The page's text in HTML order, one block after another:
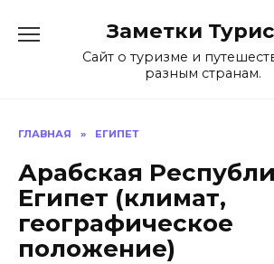
содержанию
Заметки
Сайт о туризме и
разным странам.
ГЛАВНАЯ » ЕГИПЕТ
Арабская
Египет (климат,
географическое
положение)